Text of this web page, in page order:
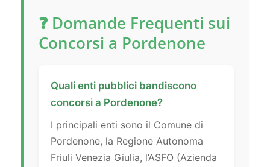
❓ Domande Frequenti sui
Concorsi a Pordenone
Quali enti pubblici bandiscono
concorsi a Pordenone?
I principali enti sono il Comune di
Pordenone, la Regione Autonoma
Friuli Venezia Giulia, l’ASFO (Azienda